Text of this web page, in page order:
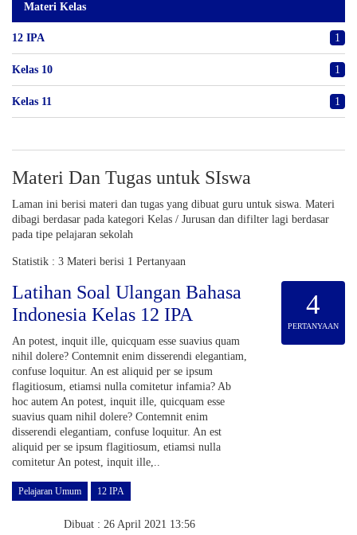
Materi Kelas
12 IPA 1
Kelas 10 1
Kelas 11 1
Materi Dan Tugas untuk SIswa
Laman ini berisi materi dan tugas yang dibuat guru untuk siswa. Materi
dibagi berdasar pada kategori Kelas / Jurusan dan difilter lagi berdasar
pada tipe pelajaran sekolah
Statistik : 3 Materi berisi 1 Pertanyaan
4
PERTANYAAN
Latihan Soal Ulangan Bahasa
Indonesia Kelas 12 IPA
An potest, inquit ille, quicquam esse suavius quam
nihil dolere? Contemnit enim disserendi elegantiam,
confuse loquitur. An est aliquid per se ipsum
flagitiosum, etiamsi nulla comitetur infamia? Ab
hoc autem An potest, inquit ille, quicquam esse
suavius quam nihil dolere? Contemnit enim
disserendi elegantiam, confuse loquitur. An est
aliquid per se ipsum flagitiosum, etiamsi nulla
comitetur An potest, inquit ille,..
Pelajaran Umum 12 IPA
Dibuat : 26 April 2021 13:56